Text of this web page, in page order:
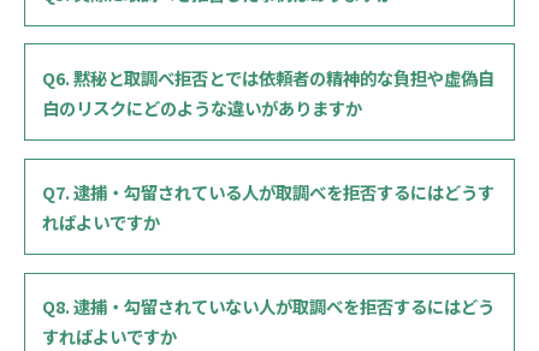
Q6. 黙秘と取調べ拒否とでは依頼者の精神的な負担や虚偽自
白のリスクにどのような違いがありますか
Q7. 逮捕・勾留されている人が取調べを拒否するにはどうす
ればよいですか
Q8. 逮捕・勾留されていない人が取調べを拒否するにはどう
すればよいですか